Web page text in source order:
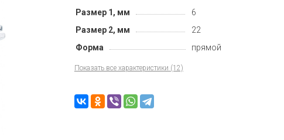
Размер 1, мм
6
Размер 2, мм
22
Форма
прямой
Показать все характеристики (12)